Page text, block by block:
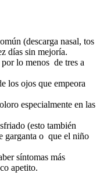
(descarga nasal, tos
días sin mejoría.
lo menos de tres a
los ojos que empeora
especialmente en las
(esto también
garganta o que el niño
síntomas más
apetito.